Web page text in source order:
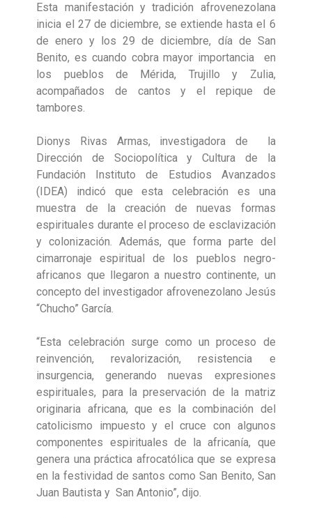
Esta manifestación y tradición afrovenezolana
inicia el 27 de diciembre, se extiende hasta el 6
de enero y los 29 de diciembre, día de San
Benito, es cuando cobra mayor importancia en
los pueblos de Mérida, Trujillo y Zulia,
acompañados de cantos y el repique de
tambores.
Dionys Rivas Armas, investigadora de la
Dirección de Sociopolítica y Cultura de la
Fundación Instituto de Estudios Avanzados
(IDEA) indicó que esta celebración es una
muestra de la creación de nuevas formas
espirituales durante el proceso de esclavización
y colonización. Además, que forma parte del
cimarronaje espiritual de los pueblos negro-
africanos que llegaron a nuestro continente, un
concepto del investigador afrovenezolano Jesús
“Chucho” García.
“Esta celebración surge como un proceso de
reinvención, revalorización, resistencia e
insurgencia, generando nuevas expresiones
espirituales, para la preservación de la matriz
originaria africana, que es la combinación del
catolicismo impuesto y el cruce con algunos
componentes espirituales de la africanía, que
genera una práctica afrocatólica que se expresa
en la festividad de santos como San Benito, San
Juan Bautista y San Antonio”, dijo.